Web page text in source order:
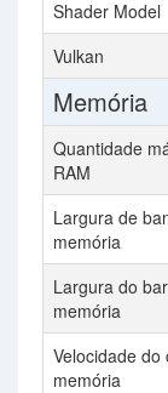
Shader Model
Vulkan
Memória
Quantidade
RAM
Largura de
memória
Largura do
memória
Velocidade do
memória